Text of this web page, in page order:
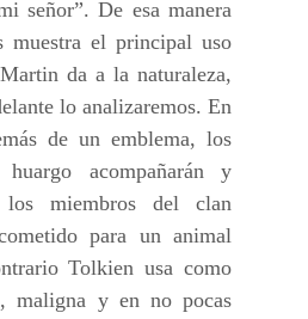
señor”. De esa manera
muestra el principal uso
da a la naturaleza,
lo analizaremos. En
de un emblema, los
acompañarán y
los miembros del clan
para un animal
Tolkien usa como
maligna y en no pocas